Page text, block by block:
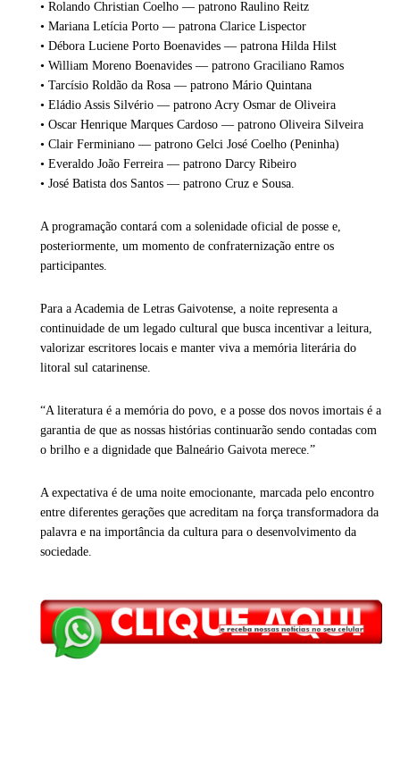
• Rolando Christian Coelho — patrono Raulino Reitz
• Mariana Letícia Porto — patrona Clarice Lispector
• Débora Luciene Porto Boenavides — patrona Hilda Hilst
• William Moreno Boenavides — patrono Graciliano Ramos
• Tarcísio Roldão da Rosa — patrono Mário Quintana
• Eládio Assis Silvério — patrono Acry Osmar de Oliveira
• Oscar Henrique Marques Cardoso — patrono Oliveira Silveira
• Clair Ferminiano — patrono Gelci José Coelho (Peninha)
• Everaldo João Ferreira — patrono Darcy Ribeiro
• José Batista dos Santos — patrono Cruz e Sousa.
A programação contará com a solenidade oficial de posse e,
posteriormente, um momento de confraternização entre os
participantes.
Para a Academia de Letras Gaivotense, a noite representa a
continuidade de um legado cultural que busca incentivar a leitura,
valorizar escritores locais e manter viva a memória literária do
litoral sul catarinense.
“A literatura é a memória do povo, e a posse dos novos imortais é a
garantia de que as nossas histórias continuarão sendo contadas com
o brilho e a dignidade que Balneário Gaivota merece.”
A expectativa é de uma noite emocionante, marcada pelo encontro
entre diferentes gerações que acreditam na força transformadora da
palavra e na importância da cultura para o desenvolvimento da
sociedade.